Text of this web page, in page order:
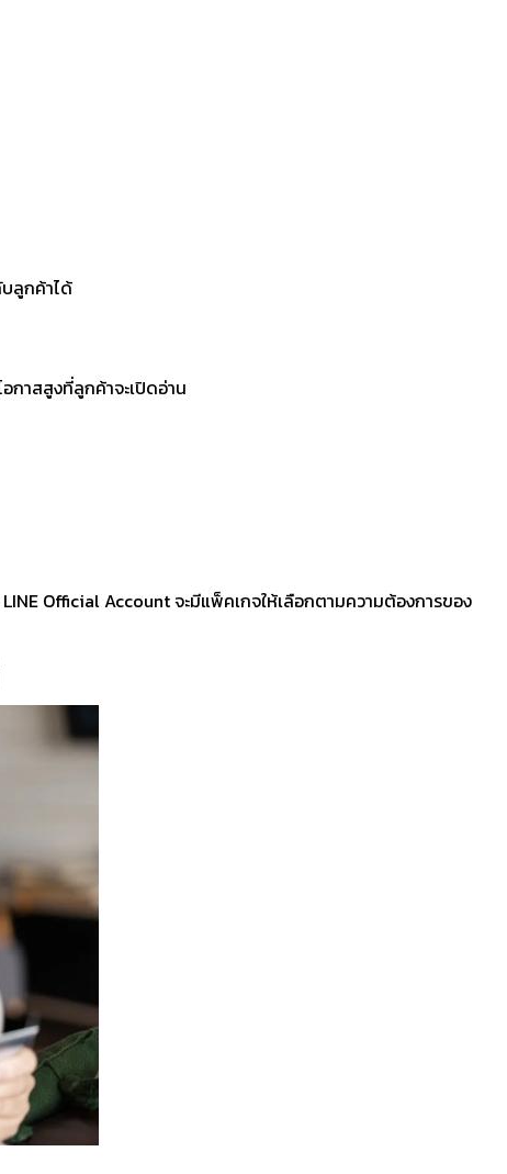
ลูกค้าได้
กาสสูงที่ลูกค้าจะเปิดอ่าน
Official Account จะมีแพ็คเกจให้เลือกตามความต้องการของ